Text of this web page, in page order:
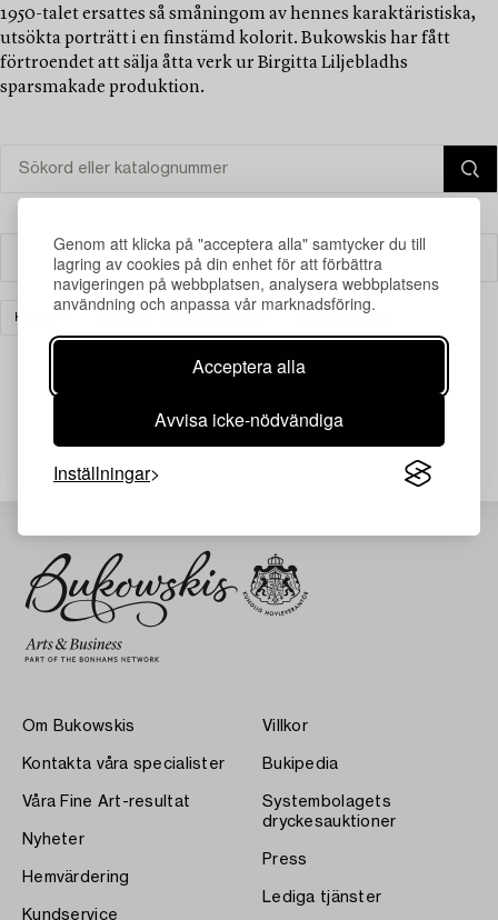
Genom att klicka på "acceptera alla" samtycker du till
lagring av cookies på din enhet för att förbättra
navigeringen på webbplatsen, analysera webbplatsens
användning och anpassa vår marknadsföring.
Acceptera alla
Avvisa icke-nödvändiga
Inställningar
1950-talet ersattes så småningom av hennes karaktäristiska,
utsökta porträtt i en finstämd kolorit. Bukowskis har fått
förtroendet att sälja åtta verk ur Birgitta Liljebladhs
sparsmakade produktion.
Filter
KONST
Din sökning gav ingen träff just nu.
Om Bukowskis
Kontakta våra specialister
Våra Fine Art-resultat
Nyheter
Hemvärdering
Kundservice
Villkor
Bukipedia
Systembolagets
dryckesauktioner
Press
Lediga tjänster